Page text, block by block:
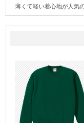
薄くて軽い着心地が人気